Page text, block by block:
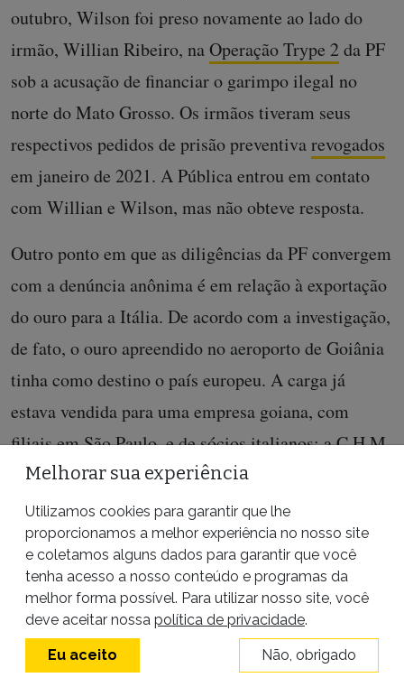
outubro, Wilson foi preso novamente ao lado do
irmão, Willian Ribeiro, naOperação Trype 2da PF
sob a acusação de financiar o garimpo ilegal no
norte do Mato Grosso. Os irmãos tiveram seus
respectivos pedidos de prisão preventivarevogados
em janeiro de 2021. A Pública entrou em contato
com Willian e Wilson, mas não obteve resposta.
Outro ponto em que as diligências da PF convergem
com a denúncia anônima é em relação à exportação
do ouro para a Itália. De acordo com a investigação,
de fato, o ouro apreendido no aeroporto de Goiânia
tinha como destino o país europeu. A carga já
estava vendida para uma empresa goiana, com
filiais em São Paulo, e de sócios italianos: a C.H.M
do Brasil Metais. A carga apreendida no aeroporto
de Goiânia tinha como destino São Paulo, onde
seria entregue à C.H.M para depois ser enviada à
Itália, conforme declarações da própria C.H.M
prestadas à Justiça.
Melhorar sua experiência
Utilizamos cookies para garantir que lhe
proporcionamos a melhor experiência no nosso site
e coletamos alguns dados para garantir que você
tenha acesso a nosso conteúdo e programas da
melhor forma possível. Para utilizar nosso site, você
deve aceitar nossa política de privacidade.
Eu aceito Não, obrigado